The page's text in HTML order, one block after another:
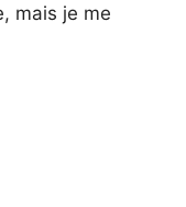
mais je me